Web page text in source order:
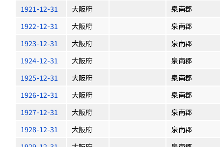
1921-12-31
大阪府
泉南郡
1922-12-31
大阪府
泉南郡
1923-12-31
大阪府
泉南郡
1924-12-31
大阪府
泉南郡
1925-12-31
大阪府
泉南郡
1926-12-31
大阪府
泉南郡
1927-12-31
大阪府
泉南郡
1928-12-31
大阪府
泉南郡